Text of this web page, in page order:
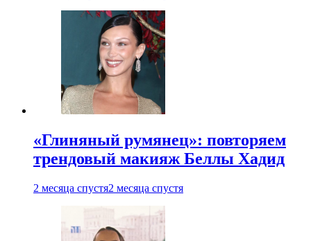
«Глиняный румянец»: повторяем
трендовый макияж Беллы Хадид
2 месяца спустя2 месяца спустя